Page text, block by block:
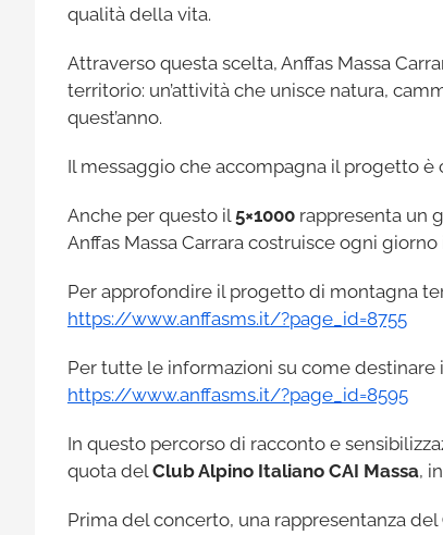
qualità della vita.
Attraverso questa scelta, Anffas Massa
territorio: un’attività che unisce natura,
quest’anno.
Il messaggio che accompagna il progetto è
Anche per questo il5×1000rappresenta un
Anffas Massa Carrara costruisce ogni
Per approfondire il progetto di montagna
https://www.anffasms.it/?page_id=8755
Per tutte le informazioni su come destinare
https://www.anffasms.it/?page_id=8595
In questo percorso di racconto e
quota delClub Alpino Italiano CAI Massa,
Prima del concerto, una rappresentanza del